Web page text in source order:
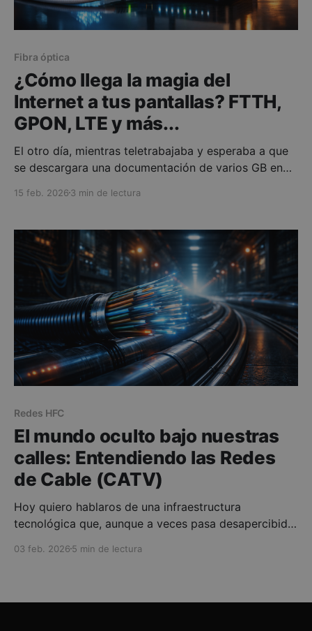
Fibra óptica
¿Cómo llega la magia del
Internet a tus pantallas? FTTH,
GPON, LTE y más...
El otro día, mientras teletrabajaba y esperaba a que
se descargara una documentación de varios GB en
Parpadeaba como si tuviera vida propia. Y me puse a
Netflix a 4K, o hacemos
15 feb. 2026 3 min de lectura
Redes HFC
El mundo oculto bajo nuestras
calles: Entendiendo las Redes
de Cable (CATV)
Hoy quiero hablaros de una infraestructura
tecnológica que, aunque a veces pasa desapercibida
sido la verdadera columna vertebral de nuestra
conocemos en el argot técnico: CATV
03 feb. 2026 5 min de lectura